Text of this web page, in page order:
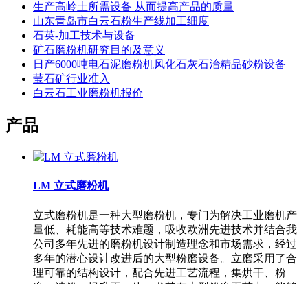
生产高岭土所需设备 从而提高产品的质量
山东青岛市白云石粉生产线加工细度
石英-加工技术与设备
矿石磨粉机研究目的及意义
日产6000吨电石泥磨粉机风化石灰石治精品砂粉设备
莹石矿行业准入
白云石工业磨粉机报价
产品
LM 立式磨粉机
立式磨粉机是一种大型磨粉机，专门为解决工业磨机产
量低、耗能高等技术难题，吸收欧洲先进技术并结合我
公司多年先进的磨粉机设计制造理念和市场需求，经过
多年的潜心设计改进后的大型粉磨设备。立磨采用了合
理可靠的结构设计，配合先进工艺流程，集烘干、粉